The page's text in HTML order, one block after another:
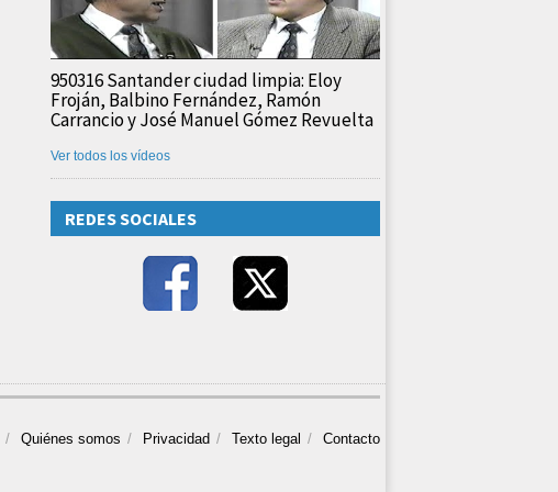
950316 Santander ciudad limpia: Eloy
Froján, Balbino Fernández, Ramón
Carrancio y José Manuel Gómez Revuelta
Ver todos los vídeos
REDES SOCIALES
Quiénes somos Privacidad Texto legal Contacto